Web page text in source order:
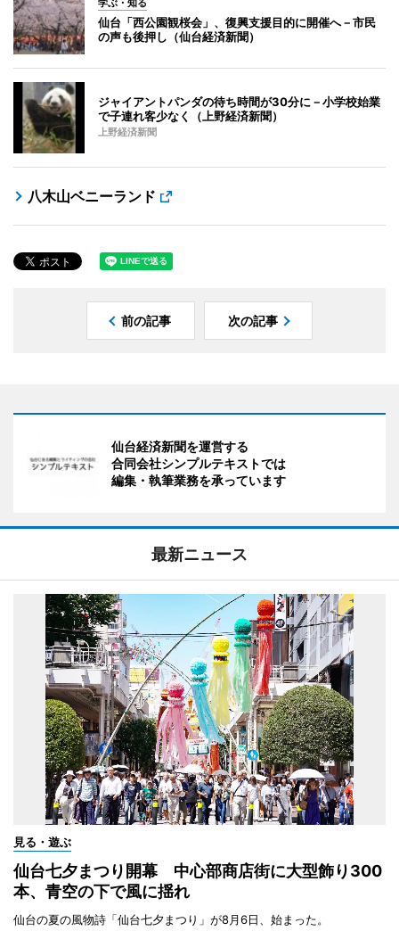
仙台「西公園観桜会」、復興支援目的に開催へ－市民
の声も後押し（仙台経済新聞）
ジャイアントパンダの待ち時間が30分に－小学校始業
で子連れ客少なく（上野経済新聞）
上野経済新聞
八木山ベニーランド
前の記事 次の記事
仙台経済新聞を運営する
合同会社シンプルテキストでは
編集・執筆業務を承っています
最新ニュース
見る・遊ぶ
仙台七夕まつり開幕 中心部商店街に大型飾り300
本、青空の下で風に揺れ
仙台の夏の風物詩「仙台七夕まつり」が8月6日、始まった。